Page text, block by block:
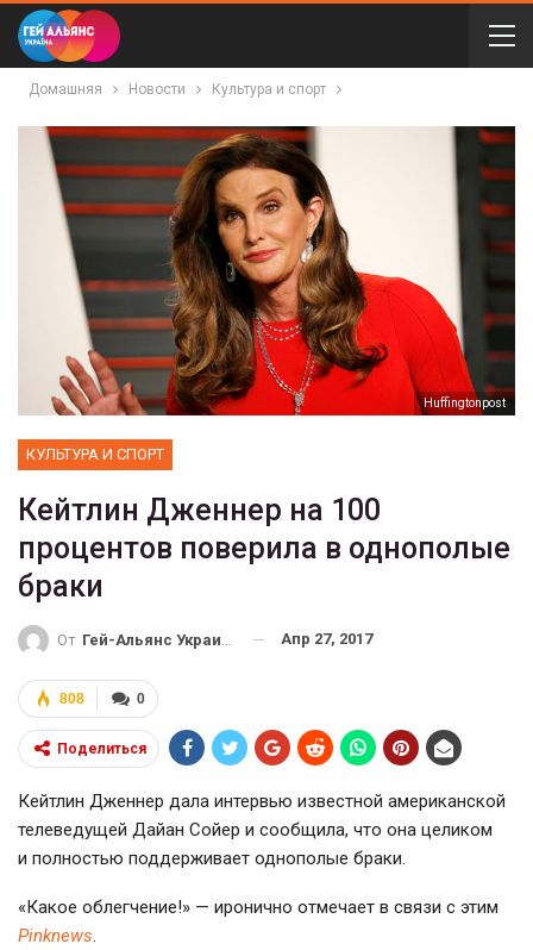
Домашняя Новости Культура и спорт
Нuffingtonpost
КУЛЬТУРА И СПОРТ
Кейтлин Дженнер на 100
процентов поверила в однополые
браки
От Гей-Альянс Украина Апр 27, 2017
0
808
Поделиться
Кейтлин Дженнер дала интервью известной американской
телеведущей Дайан Сойер и сообщила, что она целиком
и полностью поддерживает однополые браки.
«Какое облегчение!» — иронично отмечает в связи с этим
Pinknews.